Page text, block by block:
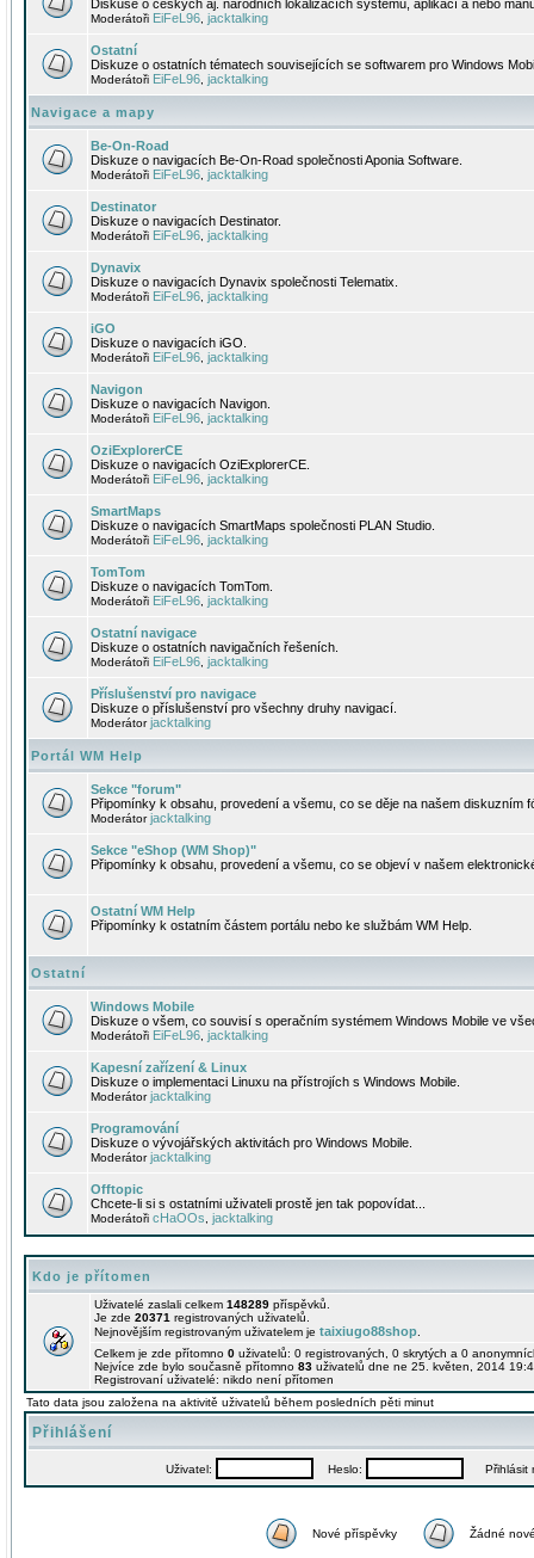
Diskuse o českých aj. národních lokalizacích systému, aplikací a nebo
Moderátoři EiFeL96 jacktalking
Ostatní
Diskuze o ostatních tématech souvisejících se softwarem pro Windows
Moderátoři EiFeL96 jacktalking
Navigace a mapy
Be-On-Road
Diskuze o navigacích Be-On-Road společnosti Aponia Software.
Moderátoři EiFeL96 jacktalking
Destinator
Diskuze o navigacích Destinator.
Moderátoři EiFeL96 jacktalking
Dynavix
Diskuze o navigacích Dynavix společnosti Telematix.
Moderátoři EiFeL96 jacktalking
iGO
Diskuze o navigacích iGO.
Moderátoři EiFeL96 jacktalking
Navigon
Diskuze o navigacích Navigon.
Moderátoři EiFeL96 jacktalking
OziExplorerCE
Diskuze o navigacích OziExplorerCE.
Moderátoři EiFeL96 jacktalking
SmartMaps
Diskuze o navigacích SmartMaps společnosti PLAN Studio.
Moderátoři EiFeL96 jacktalking
TomTom
Diskuze o navigacích TomTom.
Moderátoři EiFeL96 jacktalking
Ostatní navigace
Diskuze o ostatních navigačních řešeních.
Moderátoři EiFeL96 jacktalking
Příslušenství pro navigace
Diskuze o příslušenství pro všechny druhy navigací.
Moderátorjacktalking
Portál WM Help
Sekce "forum"
Připomínky k obsahu, provedení a všemu, co se děje na našem diskuzním
Moderátorjacktalking
Sekce "eShop (WM Shop)"
Připomínky k obsahu, provedení a všemu, co se objeví v našem
Ostatní WM Help
Připomínky k ostatním částem portálu nebo ke službám WM Help.
Ostatní
Windows Mobile
Diskuze o všem, co souvisí s operačním systémem Windows Mobile ve
Moderátoři EiFeL96 jacktalking
Kapesní zařízení & Linux
Diskuze o implementaci Linuxu na přístrojích s Windows Mobile.
Moderátorjacktalking
Programování
Diskuze o vývojářských aktivitách pro Windows Mobile.
Moderátorjacktalking
Offtopic
Chcete-li si s ostatními uživateli prostě jen tak popovídat...
Moderátoři cHaOOs jacktalking
Kdo je přítomen
Uživatelé zaslali celkem 148289 příspěvků.
Je zde 20371 registrovaných uživatelů.
Nejnovějším registrovaným uživatelem je taixiugo88shop
Celkem je zde přítomno 0 uživatelů: 0 registrovaných, 0 skrytých a 0
Nejvíce zde bylo současně přítomno 83 uživatelů dne ne 25. květen, 2014
Registrovaní uživatelé: nikdo není přítomen
Tato data jsou založena na aktivitě uživatelů během posledních pěti minut
Přihlášení
Uživatel: Heslo: Přihlásit
Nové příspěvky Žádné